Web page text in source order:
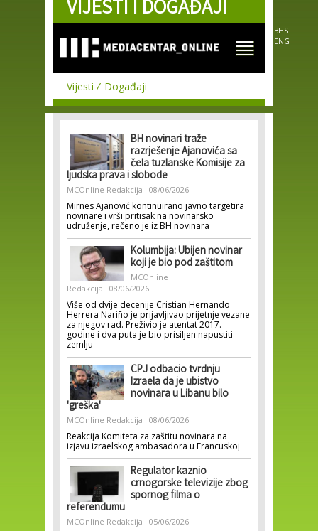
Skip to
main
VIJESTI I DOGAĐAJI
BHS
ENG
Vijesti Događaji
BH novinari traže
razrješenje Ajanovića sa
čela tuzlanske Komisije za
ljudska prava i slobode
MCOnline Redakcija 08/06/2026
Mirnes Ajanović kontinuirano javno targetira
novinare i vrši pritisak na novinarsko
udruženje, rečeno je iz BH novinara
Kolumbija: Ubijen novinar
koji je bio pod zaštitom
MCOnline
Redakcija
08/06/2026
Više od dvije decenije Cristian Hernando
Herrera Nariño je prijavljivao prijetnje vezane
za njegov rad. Preživio je atentat 2017.
godine i dva puta je bio prisiljen napustiti
zemlju
CPJ odbacio tvrdnju
Izraela da je ubistvo
novinara u Libanu bilo
'greška'
MCOnline Redakcija 08/06/2026
Reakcija Komiteta za zaštitu novinara na
izjavu izraelskog ambasadora u Francuskoj
Regulator kaznio
crnogorske televizije zbog
spornog filma o
referendumu
MCOnline Redakcija 05/06/2026